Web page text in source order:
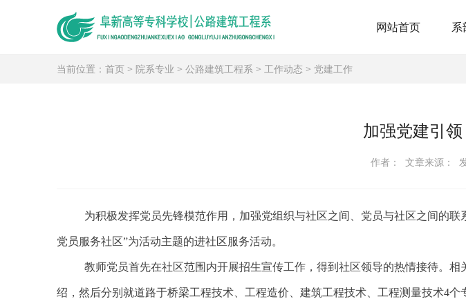
网站首页 系
当前位置： 首页 > 院系专业 > 公路建筑工程系 > 工作动态 > 党建工作
加强党建引
作者： 文章来源：
为积极发挥党员先锋模范作用，加强党组织与社区之间、党员与社区之间的
党员服务社区”为活动主题的进社区服务活动。
教师党员首先在社区范围内开展招生宣传工作，得到社区领导的热情接待。
绍，然后分别就道路于桥梁工程技术、工程造价、建筑工程技术、工程测量技术4